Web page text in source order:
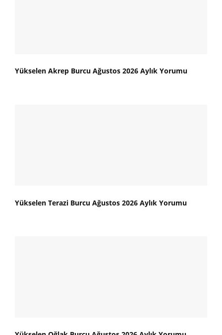
Yükselen Akrep Burcu Ağustos 2026 Aylık Yorumu
Yükselen Terazi Burcu Ağustos 2026 Aylık Yorumu